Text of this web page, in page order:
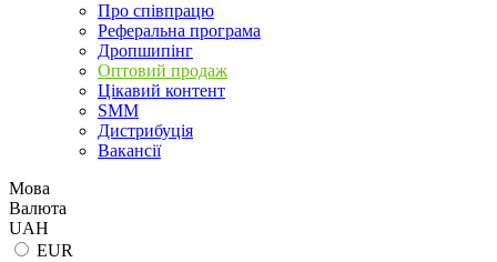
Про співпрацю
Реферальна програма
Дропшипінг
Оптовий продаж
Цікавий контент
SMM
Дистрибуція
Вакансії
Мова
Валюта
UAH
EUR